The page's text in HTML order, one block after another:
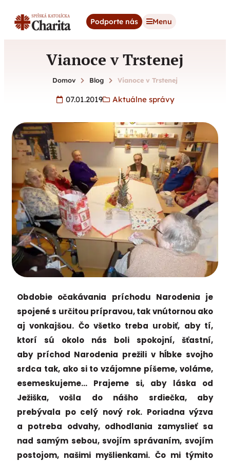
Podporte nás Menu
Vianoce v Trstenej
Domov Blog Vianoce v Trstenej
07.01.2019 Aktuálne správy
Obdobie očakávania príchodu Narodenia je
spojené s určitou prípravou, tak vnútornou ako
aj vonkajšou. Čo všetko treba urobiť, aby tí,
ktorí sú okolo nás boli spokojní, šťastní,
aby príchod Narodenia prežili v hĺbke svojho
srdca tak, ako si to vzájomne píšeme, voláme,
esemeskujeme… Prajeme si, aby láska od
Ježiška, vošla do nášho srdiečka, aby
prebývala po celý nový rok. Poriadna výzva
a potreba odvahy, odhodlania zamyslieť sa
nad samým sebou, svojím správaním, svojím
postojom, našimi myšlienkami. Čo mi týmito